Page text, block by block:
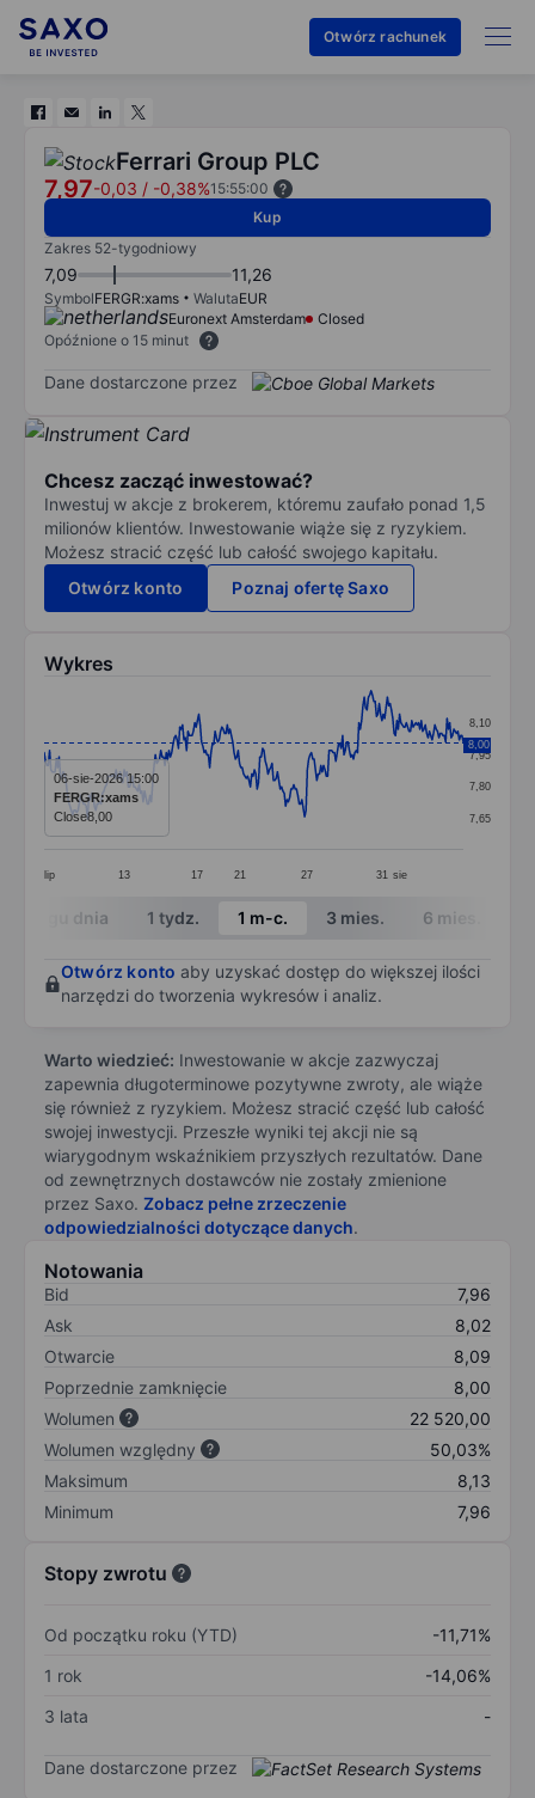
Otwórz rachunek
Ferrari Group PLC
7,97-0,03 / -0,38%15:55:00
Kup
Zakres 52-tygodniowy
7,09 11,26
SymbolFERGR:xams WalutaEUR
Euronext Amsterdam
Closed
Opóźnione o 15 minut
Dane dostarczone przez
Chcesz zacząć inwestować?
Inwestuj w akcje z brokerem, któremu zaufało ponad 1,5
milionów klientów. Inwestowanie wiąże się z ryzykiem.
Możesz stracić część lub całość swojego kapitału.
Otwórz konto
Poznaj ofertę Saxo
Wykres
Line chart with 310 data points.
The chart has 1 X axis displaying categories.
The chart has 1 Y axis displaying values. Data
lip 13 17 21 27 31 sie
7,65
7,80
7,95
8,10
8,00
06-sie-2026 15:00
FERGR:xams
Close8,00
End of interactive chart.
W ciągu dnia 1 tydz. 1 m-c. 3 mies. 6 mies.
Otwórz konto aby uzyskać dostęp do większej ilości
narzędzi do tworzenia wykresów i analiz.
Warto wiedzieć: Inwestowanie w akcje zazwyczaj
zapewnia długoterminowe pozytywne zwroty, ale wiąże
się również z ryzykiem. Możesz stracić część lub całość
swojej inwestycji. Przeszłe wyniki tej akcji nie są
wiarygodnym wskaźnikiem przyszłych rezultatów. Dane
od zewnętrznych dostawców nie zostały zmienione
przez Saxo. Zobacz pełne zrzeczenie
odpowiedzialności dotyczące danych.
Notowania
Bid
7,96
Ask
8,02
Otwarcie
8,09
Poprzednie zamknięcie
8,00
Wolumen
22 520,00
Wolumen względny
50,03%
Maksimum
8,13
Minimum
7,96
Stopy zwrotu
Od początku roku (YTD)
-11,71%
1 rok
-14,06%
3 lata
-
Dane dostarczone przez